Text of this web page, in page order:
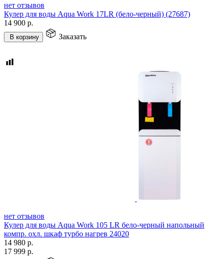
нет отзывов
Кулер для воды Aqua Work 17LR (бело-черный) (27687)
14 900 р.
В корзину Заказать
нет отзывов
Кулер для воды Aqua Work 105 LR бело-черный напольный
компр. охл. шкаф турбо нагрев 24020
14 980 р.
17 999 р.